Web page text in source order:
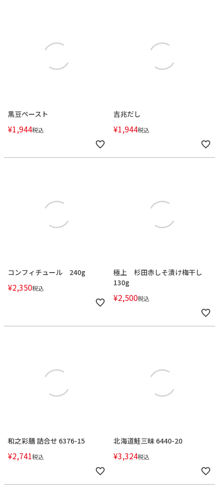
黒豆ペースト
¥1,944税込
吉兆だし
¥1,944税込
コンフィチュール 240g
¥2,350税込
極上 杉田赤しそ漬け梅干し
130g
¥2,500税込
和之彩膳 詰合せ 6376-15
¥2,741税込
北海道鮭三昧 6440-20
¥3,324税込